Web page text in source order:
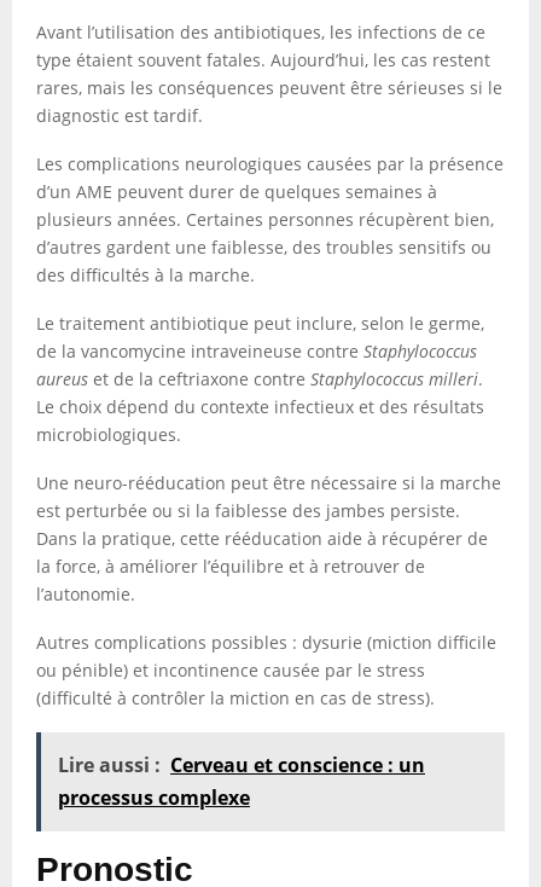
Avant l’utilisation des antibiotiques, les infections de ce
type étaient souvent fatales. Aujourd’hui, les cas restent
rares, mais les conséquences peuvent être sérieuses si le
diagnostic est tardif.
Les complications neurologiques causées par la présence
d’un AME peuvent durer de quelques semaines à
plusieurs années. Certaines personnes récupèrent bien,
d’autres gardent une faiblesse, des troubles sensitifs ou
des difficultés à la marche.
Le traitement antibiotique peut inclure, selon le germe,
de la vancomycine intraveineuse contre Staphylococcus
aureus et de la ceftriaxone contre Staphylococcus milleri.
Le choix dépend du contexte infectieux et des résultats
microbiologiques.
Une neuro-rééducation peut être nécessaire si la marche
est perturbée ou si la faiblesse des jambes persiste.
Dans la pratique, cette rééducation aide à récupérer de
la force, à améliorer l’équilibre et à retrouver de
l’autonomie.
Autres complications possibles : dysurie (miction difficile
ou pénible) et incontinence causée par le stress
(difficulté à contrôler la miction en cas de stress).
Lire aussi : Cerveau et conscience : un
processus complexe
Pronostic